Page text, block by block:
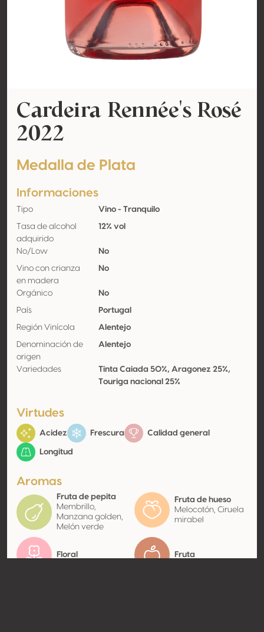
Cardeira Rennée's Rosé
2022
Medalla de Plata
Informaciones
Tipo Vino - Tranquilo
Tasa de alcohol
adquirido
12% vol
No/Low No
Vino con crianza
en madera
No
Orgánico No
País Portugal
Región Vinícola Alentejo
Denominación de
origen
Alentejo
Variedades
Tinta Caiada 50%, Aragonez 25%,
Touriga nacional 25%
Virtudes
Acidez Frescura Calidad general
Longitud
Aromas
Fruta de pepita
Membrillo,
Manzana golden,
Melón verde
Fruta de hueso
Melocotón, Ciruela
mirabel
Floral Fruta